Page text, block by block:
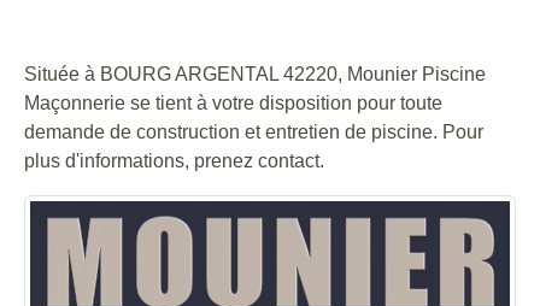
Située à BOURG ARGENTAL 42220, Mounier Piscine
Maçonnerie se tient à votre disposition pour toute
demande de construction et entretien de piscine. Pour
plus d'informations, prenez contact.